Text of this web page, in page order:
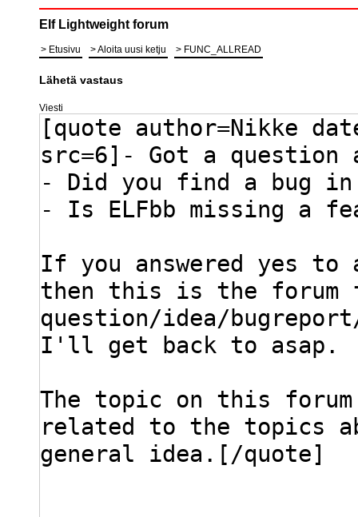
Elf Lightweight forum
Etusivu Aloita uusi ketju FUNC_ALLREAD
Lähetä vastaus
Viesti